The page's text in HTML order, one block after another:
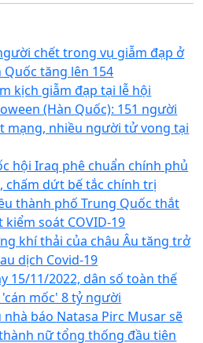
chết trong vụ giẫm đạp ở
Quốc tăng lên 154
kịch giẫm đạp tại lễ hội
(Hàn Quốc): 151 người
mạng, nhiều người tử vong tại
hội Iraq phê chuẩn chính phủ
chấm dứt bế tắc chính trị
thành phố Trung Quốc thắt
kiểm soát COVID-19
khí thải của châu Âu tăng trở
dịch Covid-19
15/11/2022, dân số toàn thế
mốc' 8 tỷ người
nhà báo Natasa Pirc Musar sẽ
nữ tổng thống đầu tiên